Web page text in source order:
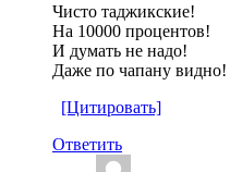
Чисто таджикские!
На 10000 процентов!
И думать не надо!
Даже по чапану видно!
[Цитировать]
Ответить